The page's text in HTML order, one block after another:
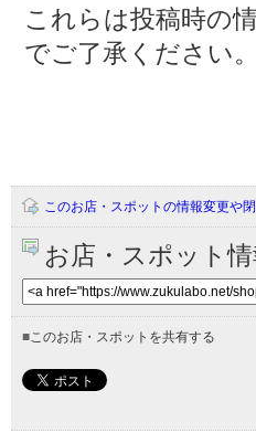
これらは投稿時の
でご了承ください。
このお店・スポットの情報変更や
お店・スポット
■このお店・スポットを共有する